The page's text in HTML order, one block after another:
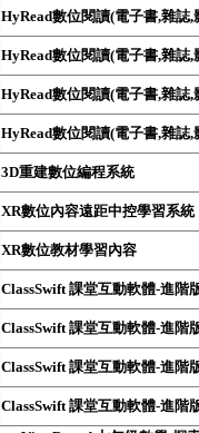
HyRead數位閱讀(電子書,雜誌,
HyRead數位閱讀(電子書,雜誌,
HyRead數位閱讀(電子書,雜誌,
HyRead數位閱讀(電子書,雜誌,
3D重建數位編程系統
XR數位內容遠距中控學習系統
XR數位教材學習內容
ClassSwift 課堂互動軟體-進階
ClassSwift 課堂互動軟體-進階
ClassSwift 課堂互動軟體-進階
ClassSwift 課堂互動軟體-進階